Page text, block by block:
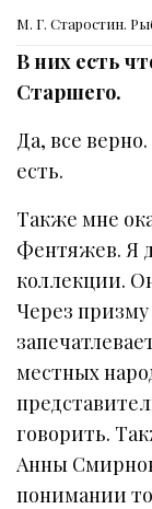
М. Г. Старостин.
В них есть
Старшего.
Да, все
есть.
Также мне
Фентяжев. Я
коллекции.
Через
местных
говорить.
Анны
понимании